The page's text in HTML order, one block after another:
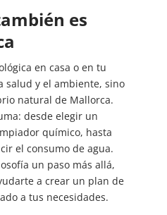
es
en casa o en tu
salud y el ambiente, sino
natural de Mallorca.
desde elegir un
químico, hasta
el consumo de agua.
un paso más allá,
a crear un plan de
a tus necesidades.